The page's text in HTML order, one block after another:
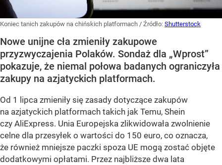
Koniec tanich zakupów na chińskich platformach / Źródło: Shutterstock
Nowe unijne cła zmieniły zakupowe
przyzwyczajenia Polaków. Sondaż dla „Wprost”
pokazuje, że niemal połowa badanych ograniczyła
zakupy na azjatyckich platformach.
Od 1 lipca zmieniły się zasady dotyczące zakupów
na azjatyckich platformach takich jak Temu, Shein
czy AliExpress. Unia Europejska zlikwidowała zwolnienie
celne dla przesyłek o wartości do 150 euro, co oznacza,
że również mniejsze paczki spoza UE mogą zostać objęte
dodatkowymi opłatami. Przez najbliższe dwa lata